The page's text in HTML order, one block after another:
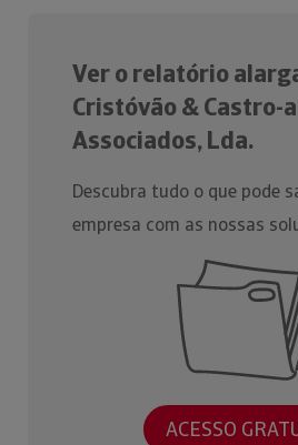
Ver o relatório
Cristóvão & Castro-
Associados, Lda.
Descubra tudo o que pode
empresa com as nossas
ACESSO